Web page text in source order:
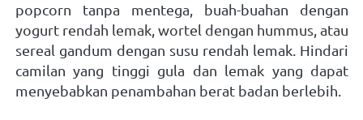
popcorn tanpa mentega, buah-buahan dengan
yogurt rendah lemak, wortel dengan hummus, atau
sereal gandum dengan susu rendah lemak. Hindari
camilan yang tinggi gula dan lemak yang dapat
menyebabkan penambahan berat badan berlebih.